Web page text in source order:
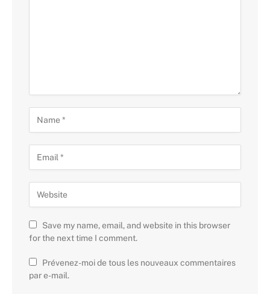
Save my name, email, and website in this browser
for the next time I comment.
Prévenez-moi de tous les nouveaux commentaires
par e-mail.